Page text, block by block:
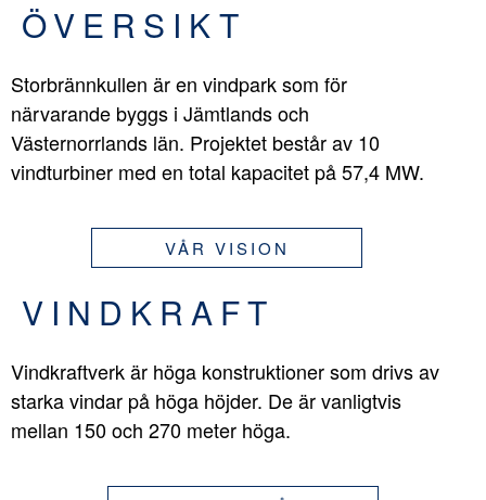
ÖVERSIKT
Storbrännkullen är en vindpark som för
närvarande byggs i Jämtlands och
Västernorrlands län. Projektet består av 10
vindturbiner med en total kapacitet på 57,4 MW.
VÅR VISION
VINDKRAFT
Vindkraftverk är höga konstruktioner som drivs av
starka vindar på höga höjder. De är vanligtvis
mellan 150 och 270 meter höga.